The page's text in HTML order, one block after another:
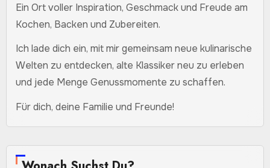
Ein Ort voller Inspiration, Geschmack und Freude am
Kochen, Backen und Zubereiten.
Ich lade dich ein, mit mir gemeinsam neue kulinarische
Welten zu entdecken, alte Klassiker neu zu erleben
und jede Menge Genussmomente zu schaffen.
Für dich, deine Familie und Freunde!